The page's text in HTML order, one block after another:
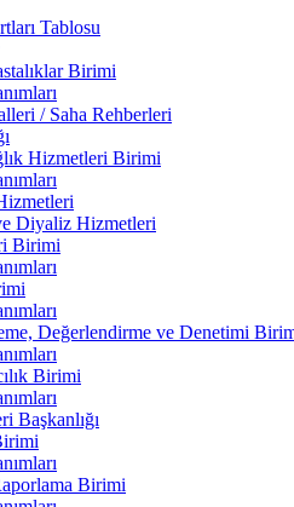
Tablosu
Birimi
/ Saha Rehberleri
Hizmetleri Birimi
Diyaliz Hizmetleri
Birimi
Değerlendirme ve Denetimi
Birimi
Başkanlığı
Birimi